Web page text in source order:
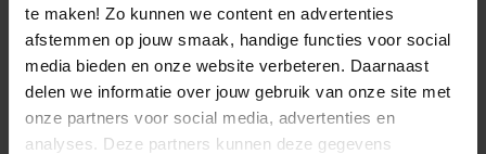
te maken! Zo kunnen we content en advertenties
afstemmen op jouw smaak, handige functies voor social
media bieden en onze website verbeteren. Daarnaast
delen we informatie over jouw gebruik van onze site met
onze partners voor social media, advertenties en
analyses. Deze partners kunnen deze gegevens
Over Tommy Hilfiger